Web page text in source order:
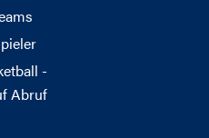
-
Abruf